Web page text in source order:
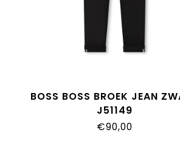
BOSS BOSS BROEK JEAN
J51149
€90,00